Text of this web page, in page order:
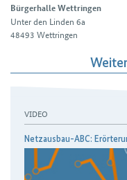
Bürgerhalle Wettringen
Unter den Linden 6a
48493 Wettringen
VIDEO
Netzausbau-ABC: